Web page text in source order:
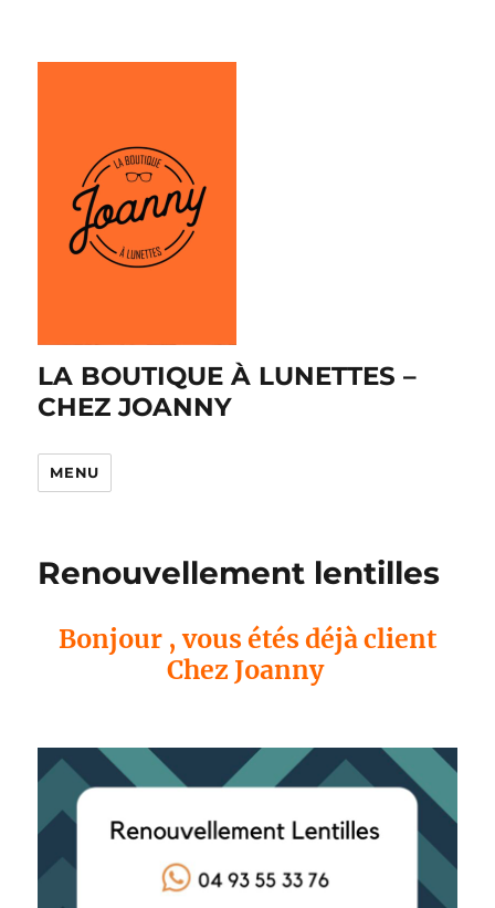
LA BOUTIQUE À LUNETTES –
CHEZ JOANNY
MENU
Renouvellement lentilles
Bonjour , vous étés déjà client
Chez Joanny